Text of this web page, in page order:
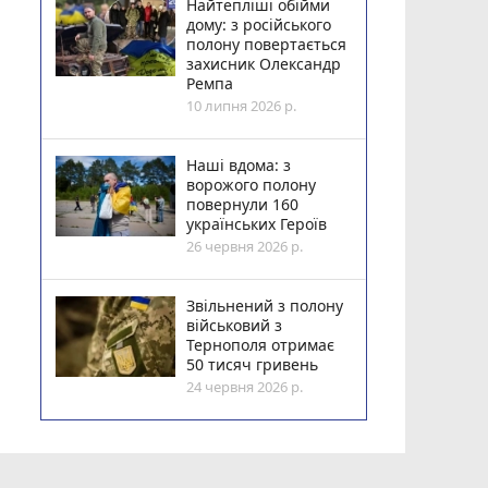
Найтепліші обійми
дому: з російського
полону повертається
захисник Олександр
Ремпа
10 липня 2026 р.
Наші вдома: з
ворожого полону
повернули 160
українських Героїв
26 червня 2026 р.
Звільнений з полону
військовий з
Тернополя отримає
50 тисяч гривень
24 червня 2026 р.